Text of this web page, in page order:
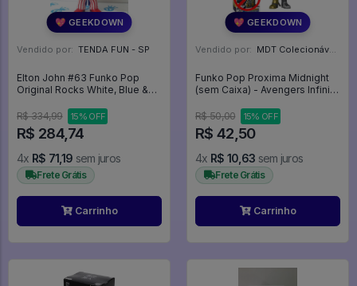
💖 GEEKDOWN
Vendido por: TENDA FUN - SP
Elton John #63 Funko Pop
Original Rocks White, Blue &
- Funko Pop - #161 - FUNKO
POP #161
R$ 334,99 15% OFF
R$ 284,74
4x R$ 71,19 sem juros
Frete Grátis
Carrinho
💖 GEEKDOWN
Vendido por: MDT Colecionáveis - DF
Funko Pop Proxima Midnight
(sem Caixa) - Avengers Infinity
R$ 50,00
15% OFF
R$ 42,50
4x R$ 10,63 sem juros
Frete Grátis
Carrinho